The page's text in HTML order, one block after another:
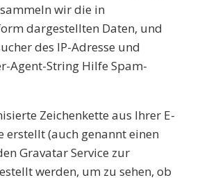
wir die in
dargestellten Daten, und
des IP-Adresse und
Agent-String Hilfe Spam-
Zeichenkette aus Ihrer E-
erstellt (auch genannt einen
Gravatar Service zur
werden, um zu sehen, ob